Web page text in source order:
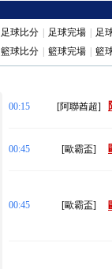
足球比分 足球完場 足
籃球比分
籃球完場 籃
00:15 [阿聯酋超]
00:45 [歐霸盃]
00:45 [歐霸盃]